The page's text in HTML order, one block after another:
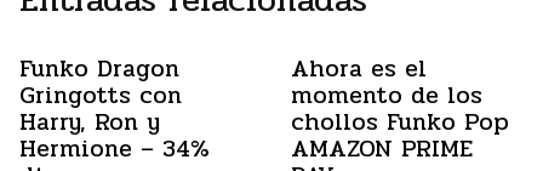
Funko Dragon
Gringotts con
Harry, Ron y
Hermione – 34%
Ahora es el
momento de los
chollos Funko Pop
AMAZON PRIME